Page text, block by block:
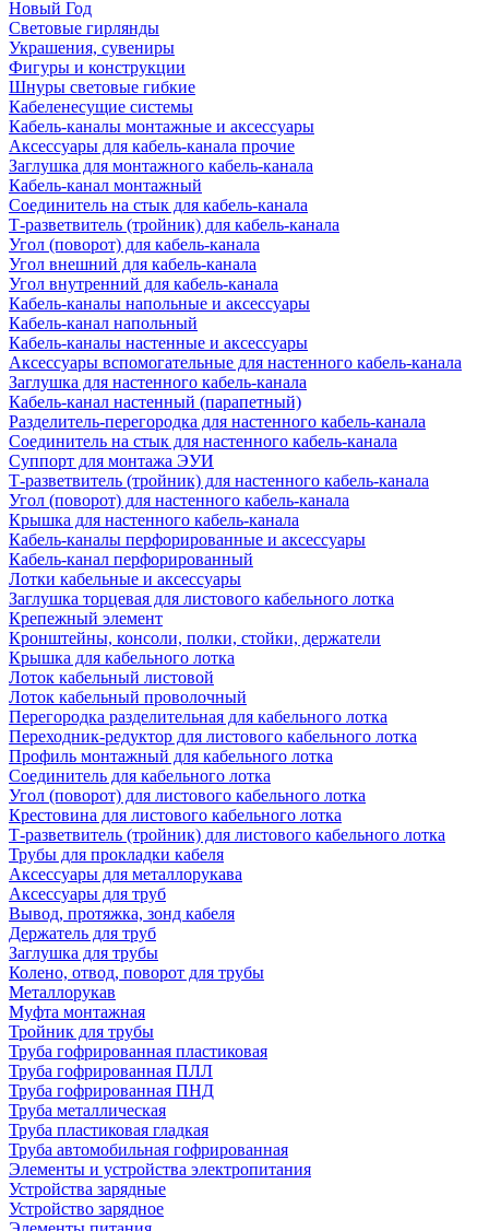
Новый Год
Световые гирлянды
Украшения, сувениры
Фигуры и конструкции
Шнуры световые гибкие
Кабеленесущие системы
Кабель-каналы монтажные и аксессуары
Аксессуары для кабель-канала прочие
Заглушка для монтажного кабель-канала
Кабель-канал монтажный
Соединитель на стык для кабель-канала
Т-разветвитель (тройник) для кабель-канала
Угол (поворот) для кабель-канала
Угол внешний для кабель-канала
Угол внутренний для кабель-канала
Кабель-каналы напольные и аксессуары
Кабель-канал напольный
Кабель-каналы настенные и аксессуары
Аксессуары вспомогательные для настенного кабель-канала
Заглушка для настенного кабель-канала
Кабель-канал настенный (парапетный)
Разделитель-перегородка для настенного кабель-канала
Соединитель на стык для настенного кабель-канала
Суппорт для монтажа ЭУИ
Т-разветвитель (тройник) для настенного кабель-канала
Угол (поворот) для настенного кабель-канала
Крышка для настенного кабель-канала
Кабель-каналы перфорированные и аксессуары
Кабель-канал перфорированный
Лотки кабельные и аксессуары
Заглушка торцевая для листового кабельного лотка
Крепежный элемент
Кронштейны, консоли, полки, стойки, держатели
Крышка для кабельного лотка
Лоток кабельный листовой
Лоток кабельный проволочный
Перегородка разделительная для кабельного лотка
Переходник-редуктор для листового кабельного лотка
Профиль монтажный для кабельного лотка
Соединитель для кабельного лотка
Угол (поворот) для листового кабельного лотка
Крестовина для листового кабельного лотка
Т-разветвитель (тройник) для листового кабельного лотка
Трубы для прокладки кабеля
Аксессуары для металлорукава
Аксессуары для труб
Вывод, протяжка, зонд кабеля
Держатель для труб
Заглушка для трубы
Колено, отвод, поворот для трубы
Металлорукав
Муфта монтажная
Тройник для трубы
Труба гофрированная пластиковая
Труба гофрированная ПЛЛ
Труба гофрированная ПНД
Труба металлическая
Труба пластиковая гладкая
Труба автомобильная гофрированная
Элементы и устройства электропитания
Устройства зарядные
Устройство зарядное